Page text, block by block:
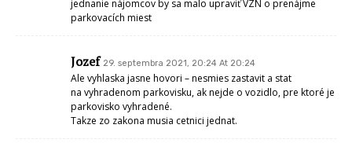
jednanie nájomcov by sa malo upraviť VZN o prenájme
parkovacích miest
Jozef 29. septembra 2021, 20:24 At 20:24
Ale vyhlaska jasne hovori – nesmies zastavit a stat
na vyhradenom parkovisku, ak nejde o vozidlo, pre ktoré je
parkovisko vyhradené.
Takze zo zakona musia cetnici jednat.